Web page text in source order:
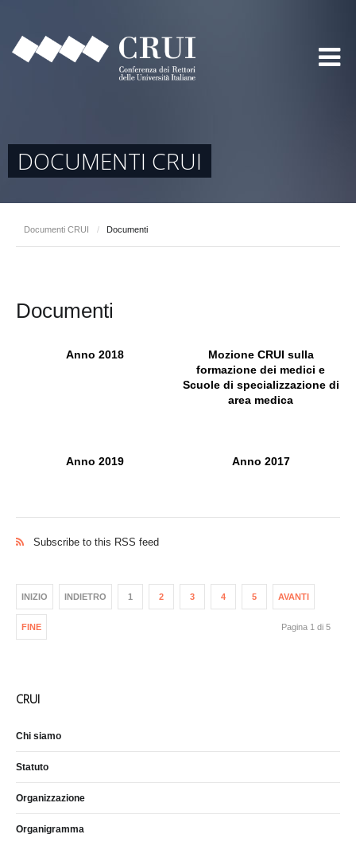
DOCUMENTI CRUI
Documenti CRUI / Documenti
Documenti
Anno 2018
Mozione CRUI sulla
formazione dei medici e
Scuole di specializzazione di
area medica
Anno 2019 Anno 2017
Subscribe to this RSS feed
INIZIO INDIETRO 1 2 3 4 5 AVANTI
FINE Pagina 1 di 5
CRUI
Chi siamo
Statuto
Organizzazione
Organigramma